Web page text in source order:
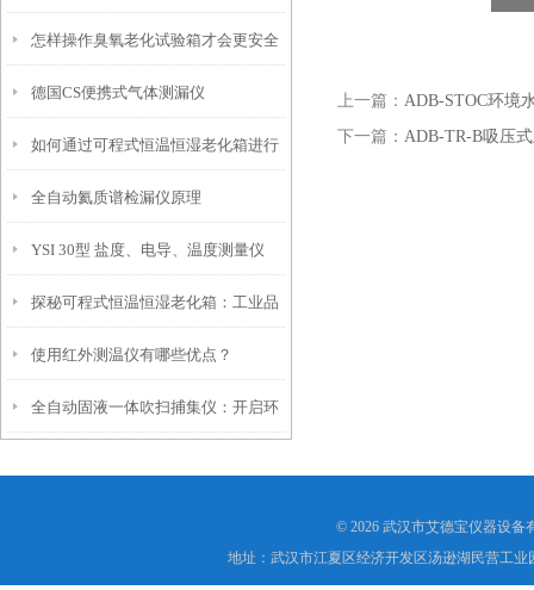
点事项
怎样操作臭氧老化试验箱才会更安全
德国CS便携式气体测漏仪
如何通过可程式恒温恒湿老化箱进行
精确的环境测试
全自动氦质谱检漏仪原理
YSI 30型 盐度、电导、温度测量仪
探秘可程式恒温恒湿老化箱：工业品
质检测的幕后英雄
使用红外测温仪有哪些优点？
全自动固液一体吹扫捕集仪：开启环
上一篇： ADB-STOC环境
下一篇： ADB-TR-B吸压
© 2026 武汉市艾德宝仪器设备
地址：武汉市江夏区经济开发区汤逊湖民营工业